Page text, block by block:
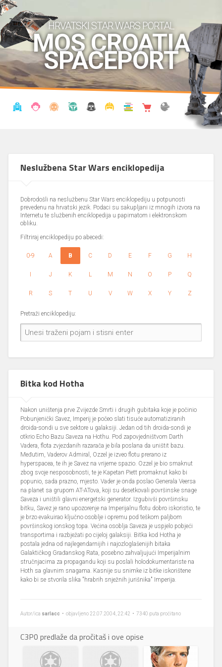
HRVATSKI STAR WARS PORTAL
MOS CROATIA
SPACEPORT
Neslužbena Star Wars enciklopedija
Dobrodošli na neslužbenu Star Wars enciklopediju u potpunosti
prevedenu na hrvatski jezik. Podaci su sakupljani iz mnogih izvora na
Internetu te službenih enciklopedija u papirnatom i elektronskom
obliku.
Filtriraj enciklopediju po abecedi:
0-9 A B C D E F G H
I J K L M N O P Q
R S T U V W X Y Z
Pretraži enciklopediju:
Bitka kod Hotha
Nakon uništenja prve Zvijezde Smrti i drugih gubitaka koje je počinio
Pobunjenički Savez, Imperij je počeo slati tisuće automatiziranih
droida-sondi u sve sektore u galaksiji. Jedan od tih droida-sondi je
otkrio Echo Bazu Saveza na Hothu. Pod zapovjedništvom Darth
Vadera, flota zvjezdanih razarača je bila poslana da uništit bazu.
Međutim, Vaderov Admiral, Ozzel je izveo flotu prerano iz
hyperspacea, te ih je Savez na vrijeme spazio. Ozzel je bio smaknut
zbog svoje nesposobnosti, te je Kapetan Piett promaknut kako bi
popunio, sada prazno, mjesto. Vader je onda poslao Generala Veersa
na planet sa grupom AT-ATova, koji su desetkovali površinske snage
Saveza i uništili glavni energetski generator. Izgubivši površinsku
bitku, Savez je rano upozorenje na Imperijalnu flotu dobro iskoristio, te
je brzo evakuirao ključno osoblje i opremu pod teškom paljbom
površinskog ionskog topa. Većina osoblja Saveza je uspjelo pobjeći
transportima i razbježati po cijeloj galaksiji. Bitka kod Hotha je
postala jedna od najlegendarnijih i najozloglašenijih bitaka
Galaktičkog Građanskog Rata, posebno zahvaljujući Imperijalnim
stručnjacima za propagandu koji su poslali holodokumentariste na
Hoth sa glavnim snagama. Kasnije su snimke iz bitke iskorištene
kako bi se stvorila slika "hrabrih snježnih jurišnika" Imperija.
Autor/ica sarlacc • objavljeno 22.07.2004, 22:42 • 7340 puta pročitano
C3P0 predlaže da pročitaš i ove opise